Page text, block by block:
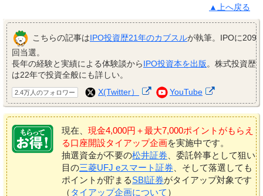
▲上へ戻る
こちらの記事はIPO投資歴21年のカブスルが執筆。IPOに209
回当選。
長年の経験と実績による体験談からIPO投資本を出版。株式投資歴
は22年で投資全般にも詳しい。
2.4万人のフォロワー X(Twitter） YouTube
現在、 現金4,000円＋最大7,000ポイントがもらえ
る口座開設タイアップ企画を実施中です。
抽選資金が不要の松井証券 、委託幹事として狙い
目の三菱UFJ eスマート証券 、そして落選しても
ポイントが貯まるSBI証券がタイアップ対象です
（ タイアップ企画について ）